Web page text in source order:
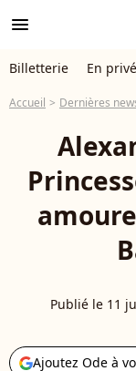
menu
Billetterie En
Accueil Dernières
Publié le 11
Ajoutez Ode à